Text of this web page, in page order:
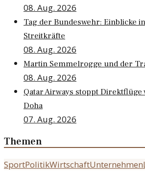
08. Aug. 2026
Tag der Bundeswehr: Einblicke
Streitkräfte
08. Aug. 2026
Martin Semmelrogge und der
08. Aug. 2026
Qatar Airways stoppt
Doha
07. Aug. 2026
Themen
SportPolitikWirtschaftUnternehmen